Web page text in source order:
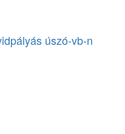
úszó-vb-n